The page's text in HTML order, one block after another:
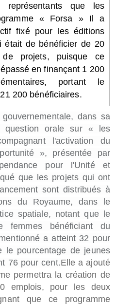
représentants que les
« Forsa » Il a
fixé pour les éditions
était de bénéficier de 20
projets, puisque ce
en finançant 1 200
portant le
200 bénéficiaires.
dans sa
question orale sur « les
l'activation du
», présentée par
pour l'Unité et
que les projets qui ont
sont distribués à
du Royaume, dans le
spatiale, notant que le
femmes bénéficiant du
a atteint 32 pour
le pourcentage de jeunes
76 pour cent.Elle a ajouté
permettra la création de
emplois, pour les deux
que ce programme